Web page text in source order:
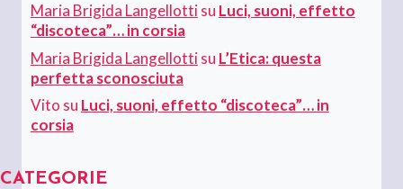
Maria Brigida Langellottisu Luci, suoni, effetto
“discoteca”… in corsia
Maria Brigida Langellottisu L’Etica: questa
perfetta sconosciuta
Vito su Luci, suoni, effetto “discoteca”… in
corsia
CATEGORIE